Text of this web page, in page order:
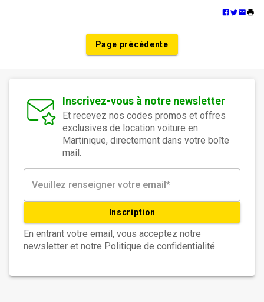
Page précédente
Inscrivez-vous à notre newsletter
Et recevez nos codes promos et offres
exclusives de location voiture en
Martinique, directement dans votre boîte
mail.
Inscription
En entrant votre email, vous acceptez notre
newsletter et notre Politique de confidentialité.